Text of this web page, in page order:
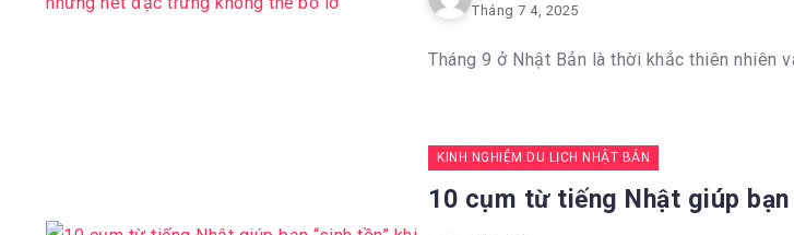
Tháng 7 4, 2025
Tháng 9 ở Nhật Bản là thời khắc thiên nhiên
KINH NGHIỆM DU LỊCH NHẬT BẢN
10 cụm từ tiếng Nhật giúp